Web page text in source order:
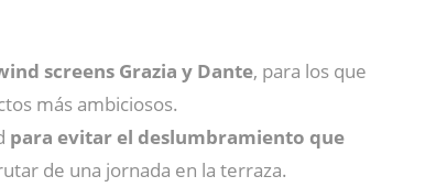
screens Grazia y Dante, para los que
más ambiciosos.
para evitar el deslumbramiento que
de una jornada en la terraza.